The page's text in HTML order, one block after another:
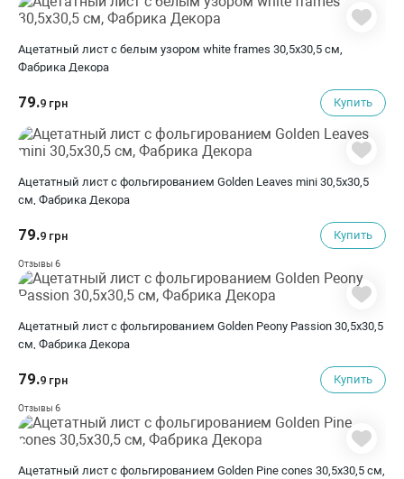
Ацетатный лист с белым узором white frames 30,5х30,5 см,
Фабрика Декора
79.9 грн Купить
Ацетатный лист с фольгированием Golden Leaves mini 30,5х30,5
см, Фабрика Декора
79.9 грн Купить
Отзывы 6
Ацетатный лист с фольгированием Golden Peony Passion 30,5х30,5
см, Фабрика Декора
79.9 грн Купить
Отзывы 6
Ацетатный лист с фольгированием Golden Pine cones 30,5х30,5 см,